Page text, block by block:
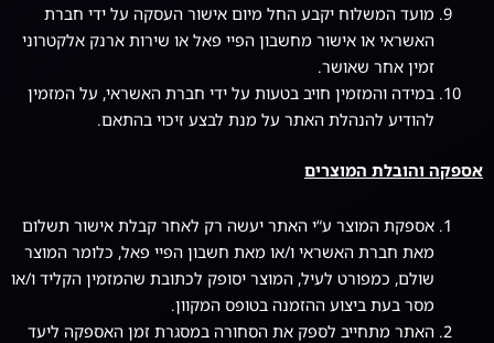
מועד המשלוח יקבע החל מיום אישור העסקה על ידי חברת
האשראי או אישור מחשבון הפיי פאל או שירות ארנק אלקטרוני
זמין אחר שאושר.
במידה והמזמין חויב בטעות על ידי חברת האשראי, על המזמין
להודיע להנהלת האתר על מנת לבצע זיכוי בהתאם.
אספקה והובלת המוצרים
אספקת המוצר ע“י האתר יעשה רק לאחר קבלת אישור תשלום
מאת חברת האשראי ו/או מאת חשבון הפיי פאל, כלומר המוצר
שולם, כמפורט לעיל, המוצר יסופק לכתובת שהמזמין הקליד ו/או
מסר בעת ביצוע ההזמנה בטופס המקוון.
האתר מתחייב לספק את הסחורה במסגרת זמן האספקה ליעד